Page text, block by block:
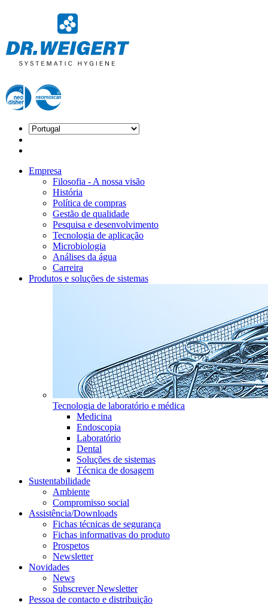
Empresa
Filosofia - A nossa visão
História
Política de compras
Gestão de qualidade
Pesquisa e desenvolvimento
Tecnologia de aplicação
Microbiologia
Análises da água
Carreira
Produtos e soluções de sistemas
Tecnologia de laboratório e médica
Medicina
Endoscopia
Laboratório
Dental
Soluções de sistemas
Técnica de dosagem
Sustentabilidade
Ambiente
Compromisso social
Assistência/Downloads
Fichas técnicas de segurança
Fichas informativas do produto
Prospetos
Newsletter
Novidades
News
Subscrever Newsletter
Pessoa de contacto e distribuição